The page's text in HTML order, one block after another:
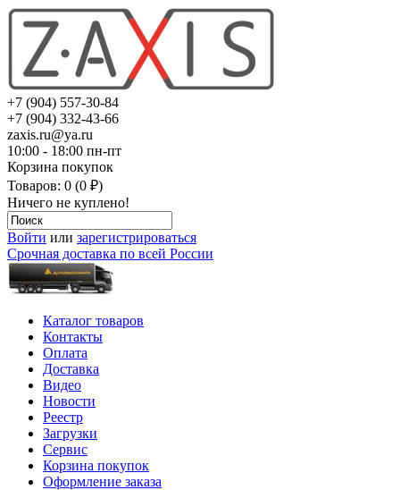
+7 (904) 557-30-84
+7 (904) 332-43-66
zaxis.ru@ya.ru
10:00 - 18:00 пн-пт
Корзина покупок
Товаров: 0 (0 ₽)
Ничего не куплено!
Войти или зарегистрироваться
Срочная доставка по всей России
Каталог товаров
Контакты
Оплата
Доставка
Видео
Новости
Реестр
Загрузки
Сервис
Корзина покупок
Оформление заказа